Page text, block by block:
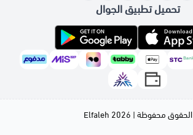
تحميل تطبيق الجوال
الحقوق محفوظة | 2026 Elfaleh